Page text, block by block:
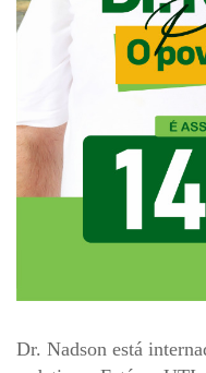
Dr. Nadson está